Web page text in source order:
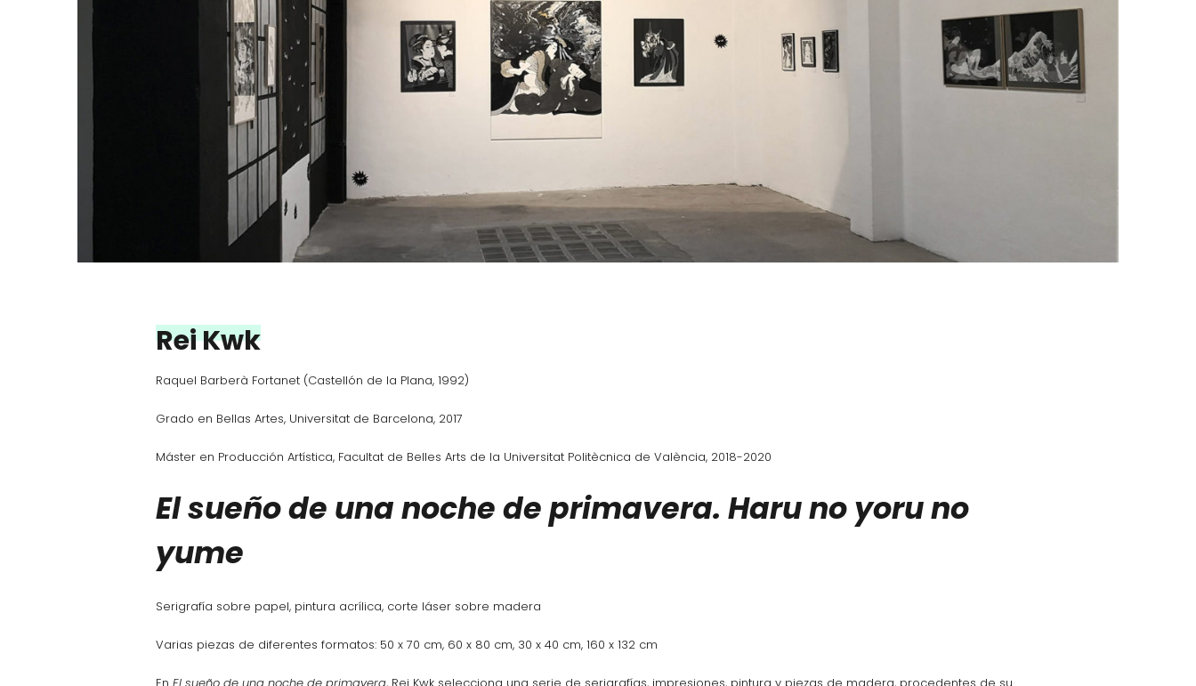
Rei Kwk
Raquel Barberà Fortanet (Castellón de la Plana, 1992)
Grado en Bellas Artes, Universitat de Barcelona, 2017
Máster en Producción Artística, Facultat de Belles Arts de la Universitat Politècnica de València, 2018-2020
El sueño de una noche de primavera. Haru no yoru no
yume
Serigrafía sobre papel, pintura acrílica, corte láser sobre madera
Varias piezas de diferentes formatos: 50 x 70 cm, 60 x 80 cm, 30 x 40 cm, 160 x 132 cm
En El sueño de una noche de primavera, Rei Kwk selecciona una serie de serigrafías, impresiones, pintura y piezas de madera, procedentes de su